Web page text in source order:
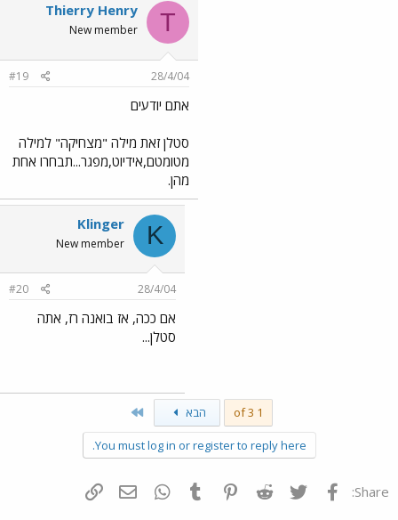
T
Thierry Henry
New member
28/4/04
#19
אתם יודעים
סטלן זאת מילה "מצחיקה" למילה
מטומטם,אידיוט,מפגר...תבחרו אחת
מהן.
K
Klinger
New member
28/4/04
#20
אם ככה, אז בואנה רז, אתה
סטלן...
1 of 3 הבא
You must log in or register to reply here.
Share: פייסבוק Twitter
Reddit
Pinterest
Tumblr
WhatsAppדואר אלקטרוני